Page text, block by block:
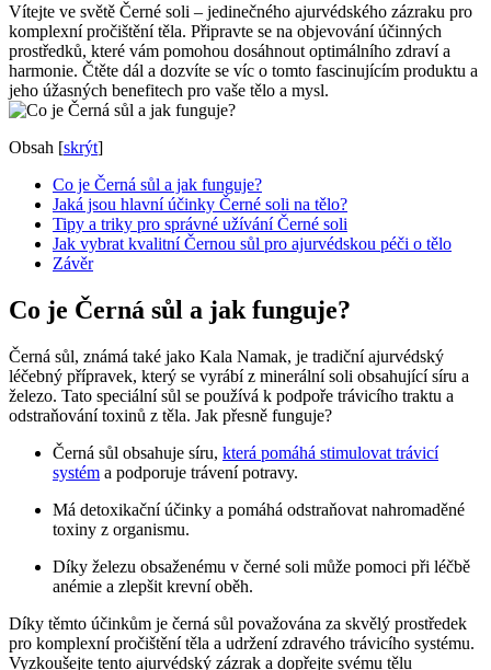
Vítejte ve světě Černé soli – jedinečného ajurvédského zázraku pro
komplexní pročištění těla. Připravte se na objevování účinných
prostředků, které vám pomohou dosáhnout optimálního zdraví a
harmonie. Čtěte dál a dozvíte se víc o tomto fascinujícím produktu a
jeho úžasných benefitech pro vaše tělo a mysl.
Obsah [skrýt]
Co je Černá sůl a jak funguje?
Jaká jsou hlavní účinky Černé soli na tělo?
Tipy a triky pro správné užívání Černé soli
Jak vybrat kvalitní Černou sůl pro ajurvédskou péči o tělo
Závěr
Co je Černá sůl a jak funguje?
Černá sůl, známá také jako Kala Namak, je tradiční ajurvédský
léčebný přípravek, který se vyrábí z minerální soli obsahující síru a
železo. Tato speciální sůl se používá k podpoře trávicího traktu a
odstraňování toxinů z těla. Jak přesně funguje?
Černá sůl obsahuje síru, která pomáhá stimulovat trávicí
systém a podporuje trávení potravy.
Má detoxikační účinky a pomáhá odstraňovat nahromaděné
toxiny z organismu.
Díky železu obsaženému v černé soli může pomoci při léčbě
anémie a zlepšit krevní oběh.
Díky těmto účinkům je černá sůl považována za skvělý prostředek
pro komplexní pročištění těla a udržení zdravého trávicího systému.
Vyzkoušejte tento ajurvédský zázrak a dopřejte svému tělu